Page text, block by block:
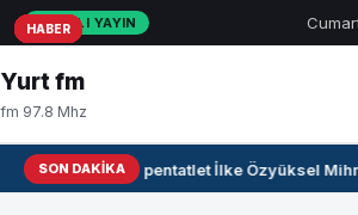
CANLI YAYIN
Yurt fm
fm 97.8 Mhz
SON DAKIKAMilli pentatlet İlke Özyüksel
HABER
HABER
HABER
HABER
HABER
HABER
HABER
HABER
HABER
HABER